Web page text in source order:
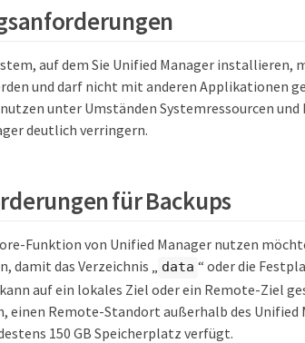
auf dem Sie Unified Manager installieren,
und darf nicht mit anderen Applikationen
unter Umständen Systemressourcen und
deutlich verringern.
für Backups
Funktion von Unified Manager nutzen
damit das Verzeichnis „ data “ oder die
auf ein lokales Ziel oder ein Remote-Ziel
einen Remote-Standort außerhalb des Unified
150 GB Speicherplatz verfügt.